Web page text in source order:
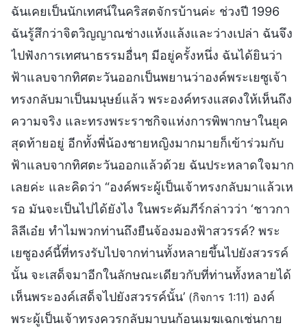
ฉันเคยเป็นนักเทศน์ในคริสตจักรบ้านค่ะ ช่วงปี 1996
ฉันรู้สึกว่าจิตวิญญาณช่างแห้งแล้งและว่างเปล่า ฉันจึง
ไปฟังการเทศนาธรรมอื่นๆ มีอยู่ครั้งหนึ่ง ฉันได้ยินว่า
ฟ้าแลบจากทิศตะวันออกเป็นพยานว่าองค์พระเยซูเจ้า
ทรงกลับมาเป็นมนุษย์แล้ว พระองค์ทรงแสดงให้เห็นถึง
ความจริง และทรงพระราชกิจแห่งการพิพากษาในยุค
สุดท้ายอยู่ อีกทั้งพี่น้องชายหญิงมากมายก็เข้าร่วมกับ
ฟ้าแลบจากทิศตะวันออกแล้วด้วย ฉันประหลาดใจมาก
เลยค่ะ และคิดว่า “องค์พระผู้เป็นเจ้าทรงกลับมาแล้วเห
รอ มันจะเป็นไปได้ยังไง ในพระคัมภีร์กล่าวว่า ‘ชาวกา
ลิลีเอ๋ย ทำไมพวกท่านถึงยืนจ้องมองฟ้าสวรรค์? พระ
เยซูองค์นี้ที่ทรงรับไปจากท่านทั้งหลายขึ้นไปยังสวรรค์
นั้น จะเสด็จมาอีกในลักษณะเดียวกับที่ท่านทั้งหลายได้
เห็นพระองค์เสด็จไปยังสวรรค์นั้น’ (กิจการ 1:11) องค์
พระผู้เป็นเจ้าทรงควรกลับมาบนก้อนเมฆเฉกเช่นกาย